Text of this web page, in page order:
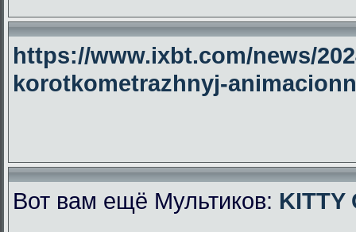
https://www.ixbt.com/news/
korotkometrazhnyj-
Вот вам ещё Мультиков: KITTY